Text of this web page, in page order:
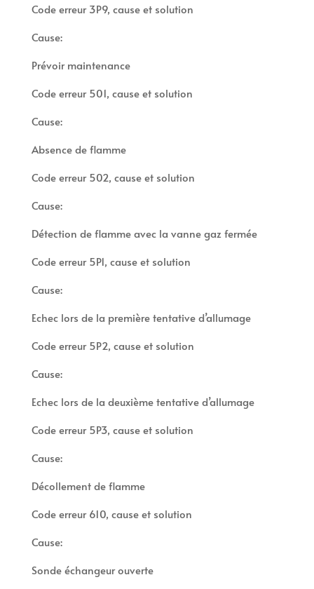
Code erreur 3P9, cause et solution
Cause:
Prévoir maintenance
Code erreur 501, cause et solution
Cause:
Absence de flamme
Code erreur 502, cause et solution
Cause:
Détection de flamme avec la vanne gaz fermée
Code erreur 5P1, cause et solution
Cause:
Echec lors de la première tentative d’allumage
Code erreur 5P2, cause et solution
Cause:
Echec lors de la deuxième tentative d’allumage
Code erreur 5P3, cause et solution
Cause:
Décollement de flamme
Code erreur 610, cause et solution
Cause:
Sonde échangeur ouverte